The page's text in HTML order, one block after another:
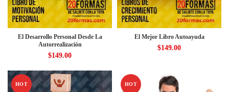
El Desarrollo Personal Desde La
Autorrealización
$149.00
El Mejor Libro Autoayuda
$149.00
HOT HOT